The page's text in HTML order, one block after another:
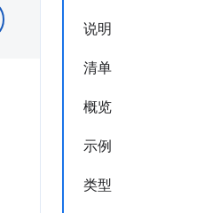
说明
清单
概览
示例
类型